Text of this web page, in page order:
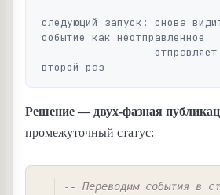
следующий запуск: снова
событие как неотправленное
Решение — двух-фазная
промежуточный статус:
-- Переводим события в